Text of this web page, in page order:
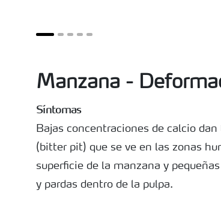
Manzana -
Síntomas
Bajas concentraciones de calcio dan
(bitter pit) que se ve en las zonas
superficie de la manzana y
y pardas dentro de la pulpa.